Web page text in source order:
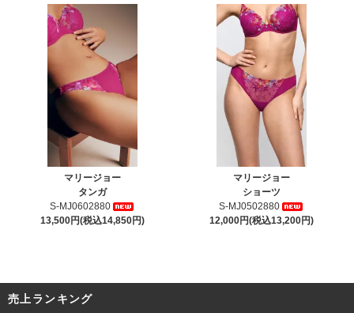
マリージョー
タンガ
S-MJ0602880
13,500円(税込14,850円)
マリージョー
ショーツ
S-MJ0502880
12,000円(税込13,200円)
売上ランキング